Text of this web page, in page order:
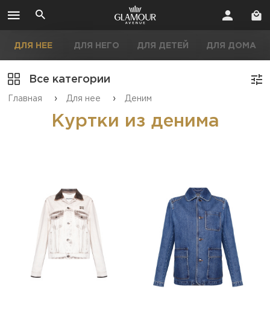
ДЛЯ НЕЕ ДЛЯ НЕГО ДЛЯ ДЕТЕЙ ДЛЯ ДОМА
Все категории
Главная › Для нее › Деним
Куртки из денима